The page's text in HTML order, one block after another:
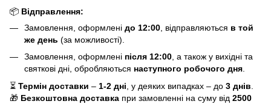
📦 Відправлення:
Замовлення, оформлені до 12:00 , відправляються в той
же день (за можливості).
Замовлення, оформлені після 12:00 , а також у вихідні та
святкові дні, обробляються наступного робочого дня
⏳ Термін доставки – 1-2 дні , у деяких випадках – до 3 днів
🎁 Безкоштовна доставка при замовленні на суму від 2500